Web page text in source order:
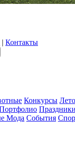
| Контакты
Конкурсы
Мода События